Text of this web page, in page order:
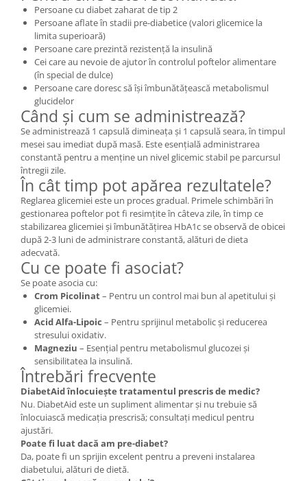
Persoane cu diabet zaharat de tip 2
Persoane aflate în stadii pre-diabetice (valori glicemice la
limita superioară)
Persoane care prezintă rezistență la insulină
Cei care au nevoie de ajutor în controlul poftelor alimentare
(în special de dulce)
Persoane care doresc să își îmbunătățească metabolismul
glucidelor
Când și cum se administrează?
Se administrează 1 capsulă dimineața și 1 capsulă seara, în timpul
mesei sau imediat după masă. Este esențială administrarea
constantă pentru a menține un nivel glicemic stabil pe parcursul
întregii zile.
În cât timp pot apărea rezultatele?
Reglarea glicemiei este un proces gradual. Primele schimbări în
gestionarea poftelor pot fi resimțite în câteva zile, în timp ce
stabilizarea glicemiei și îmbunătățirea HbA1c se observă de obicei
după 2-3 luni de administrare constantă, alături de dieta
adecvată.
Cu ce poate fi asociat?
Se poate asocia cu:
Crom Picolinat– Pentru un control mai bun al apetitului și
glicemiei.
Acid Alfa-Lipoic – Pentru sprijinul metabolic și reducerea
stresului oxidativ.
Magneziu – Esențial pentru metabolismul glucozei și
sensibilitatea la insulină.
Întrebări frecvente
DiabetAid înlocuiește tratamentul prescris de medic?
Nu. DiabetAid este un supliment alimentar și nu trebuie să
înlocuiască medicația prescrisă; consultați medicul pentru
ajustări.
Poate fi luat dacă am pre-diabet?
Da, poate fi un sprijin excelent pentru a preveni instalarea
diabetului, alături de dietă.